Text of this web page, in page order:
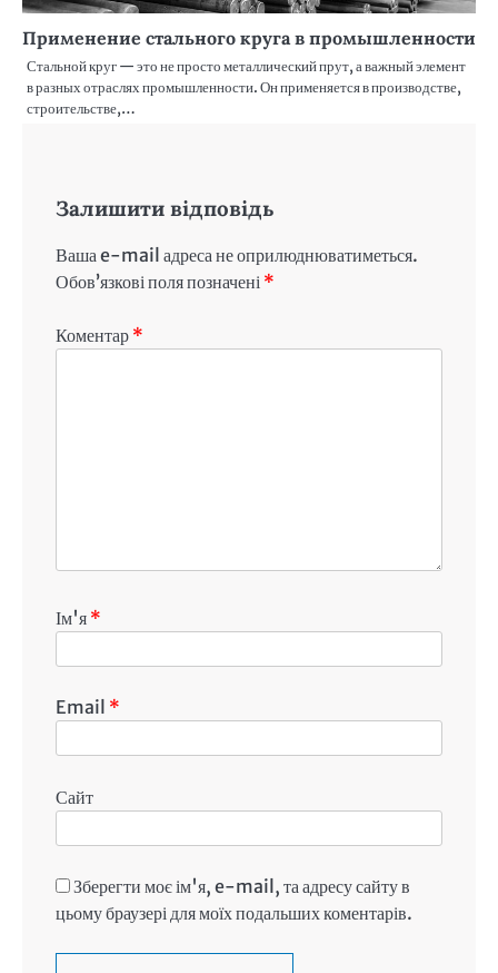
Применение стального круга в промышленности
Стальной круг — это не просто металлический прут, а важный элемент
в разных отраслях промышленности. Он применяется в производстве,
строительстве,…
Залишити відповідь
Ваша e-mail адреса не оприлюднюватиметься.
Обов’язкові поля позначені *
Коментар *
Ім'я *
Email *
Сайт
Зберегти моє ім'я, e-mail, та адресу сайту в
цьому браузері для моїх подальших коментарів.